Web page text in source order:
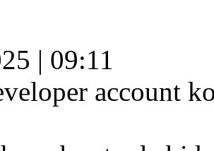
| 09:11
account